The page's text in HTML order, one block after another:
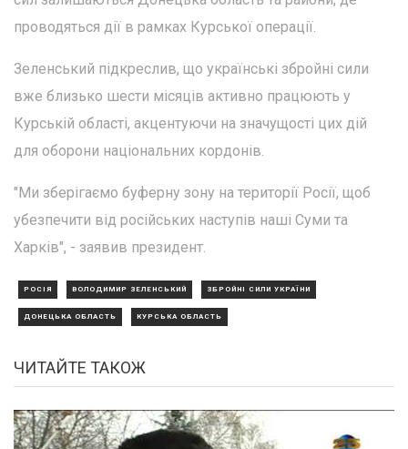
проводяться дії в рамках Курської операції.
Зеленський підкреслив, що українські збройні сили
вже близько шести місяців активно працюють у
Курській області, акцентуючи на значущості цих дій
для оборони національних кордонів.
"Ми зберігаємо буферну зону на території Росії, щоб
убезпечити від російських наступів наші Суми та
Харків", - заявив президент.
РОСІЯ ВОЛОДИМИР ЗЕЛЕНСЬКИЙ ЗБРОЙНІ СИЛИ УКРАЇНИ
ДОНЕЦЬКА ОБЛАСТЬ КУРСЬКА ОБЛАСТЬ
ЧИТАЙТЕ ТАКОЖ